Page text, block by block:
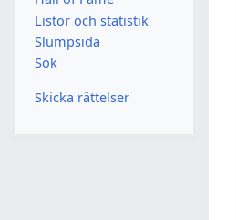
Listor och statistik
Slumpsida
Sök
Skicka rättelser